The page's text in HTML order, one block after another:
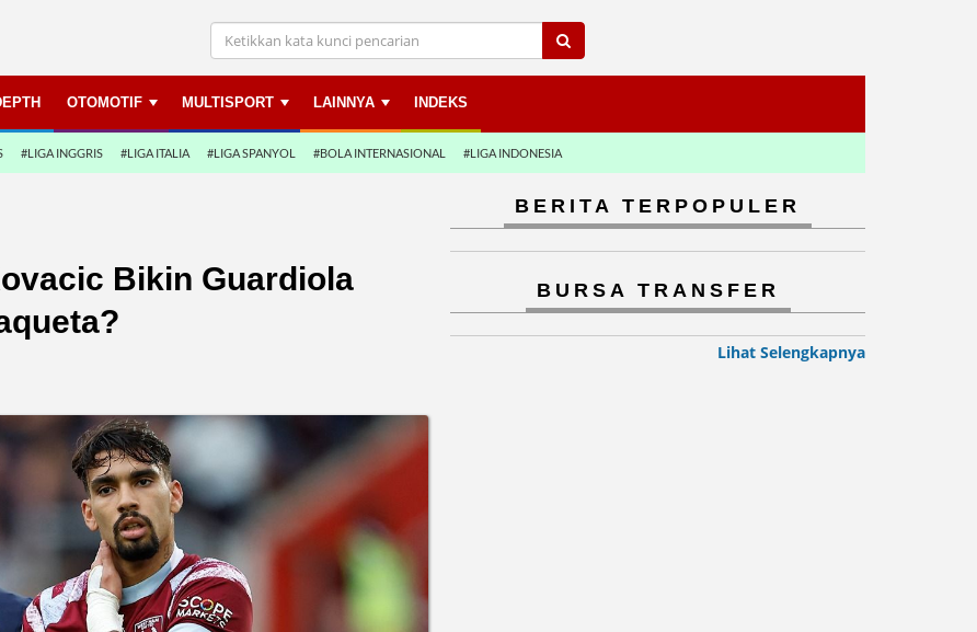
OTOMOTIF MULTISPORT LAINNYA INDEKS
#LIGA INGGRIS #LIGA ITALIA #LIGA SPANYOL #BOLA INTERNASIONAL #LIGA INDONESIA
Bikin Guardiola
BERITA TERPOPULER
BURSA TRANSFER
Lihat Selengkapnya